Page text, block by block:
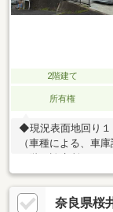
2階建て
所有権
◆現況表面地回り
（車種による、車
は従前の室名です
入り口枠部分補修
１回給湯器撤去、
奈良県桜